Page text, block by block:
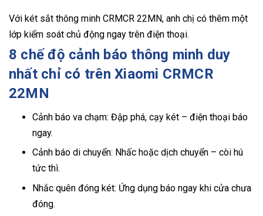
Với két sắt thông minh CRMCR 22MN, anh chị có thêm một
lớp kiểm soát chủ động ngay trên điện thoại.
8 chế độ cảnh báo thông minh duy
nhất chỉ có trên Xiaomi CRMCR
22MN
Cảnh báo va chạm: Đập phá, cạy két – điện thoại báo
ngay.
Cảnh báo di chuyển: Nhấc hoặc dịch chuyển – còi hú
tức thì.
Nhắc quên đóng két: Ứng dụng báo ngay khi cửa chưa
đóng.